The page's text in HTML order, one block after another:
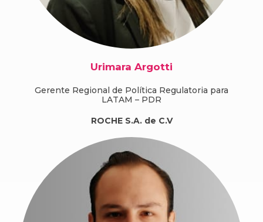
Urimara Argotti
Gerente Regional de Política Regulatoria para
LATAM – PDR
ROCHE S.A. de C.V